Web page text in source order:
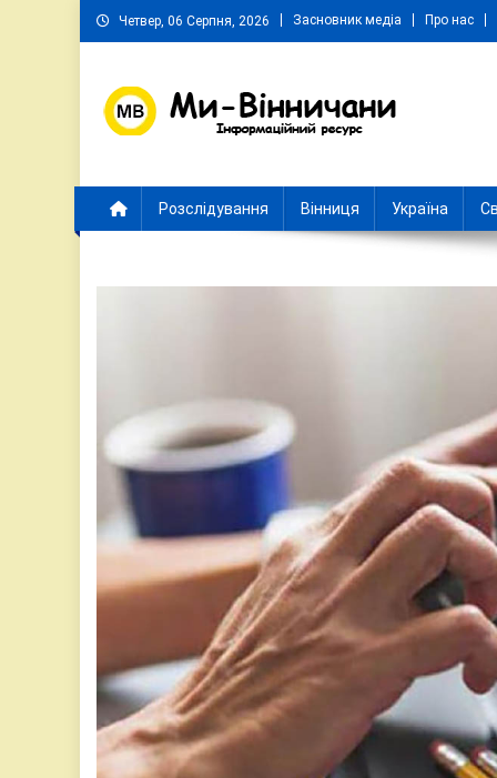
Skip
to
Четвер, 06 Серпня, 2026 Засновник медіа Про нас
Розслідування Вінниця Україна